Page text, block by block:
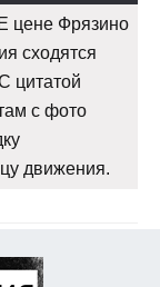
цене Фрязино
сходятся
цитатой
с фото
движения.